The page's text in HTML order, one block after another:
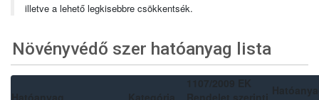
illetve a lehető legkisebbre csökkentsék.
Növényvédő szer hatóanyag lista